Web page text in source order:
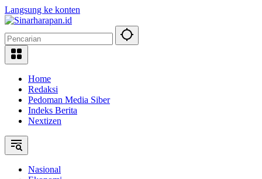
Langsung ke konten
Home
Redaksi
Pedoman Media Siber
Indeks Berita
Nextizen
Nasional